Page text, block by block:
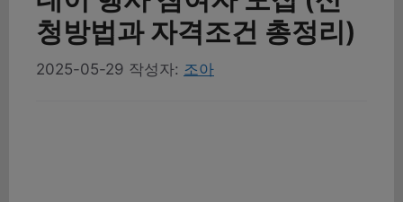
청방법과 자격조건 총정리)
2025-05-29 작성자: 조아